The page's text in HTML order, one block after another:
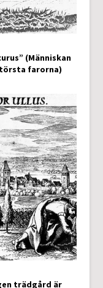
(Människan
farorna)
trädgård är